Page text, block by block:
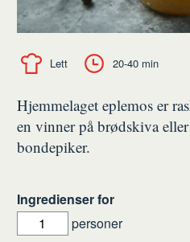
Lett 20-40 min
Hjemmelaget eplemos er
en vinner på brødskiva
bondepiker.
Ingredienser for
personer